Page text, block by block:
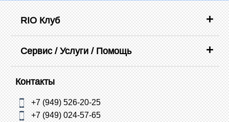
RIO Клуб
Сервис / Услуги / Помощь
Контакты
+7 (949) 526-20-25
+7 (949) 024-57-65